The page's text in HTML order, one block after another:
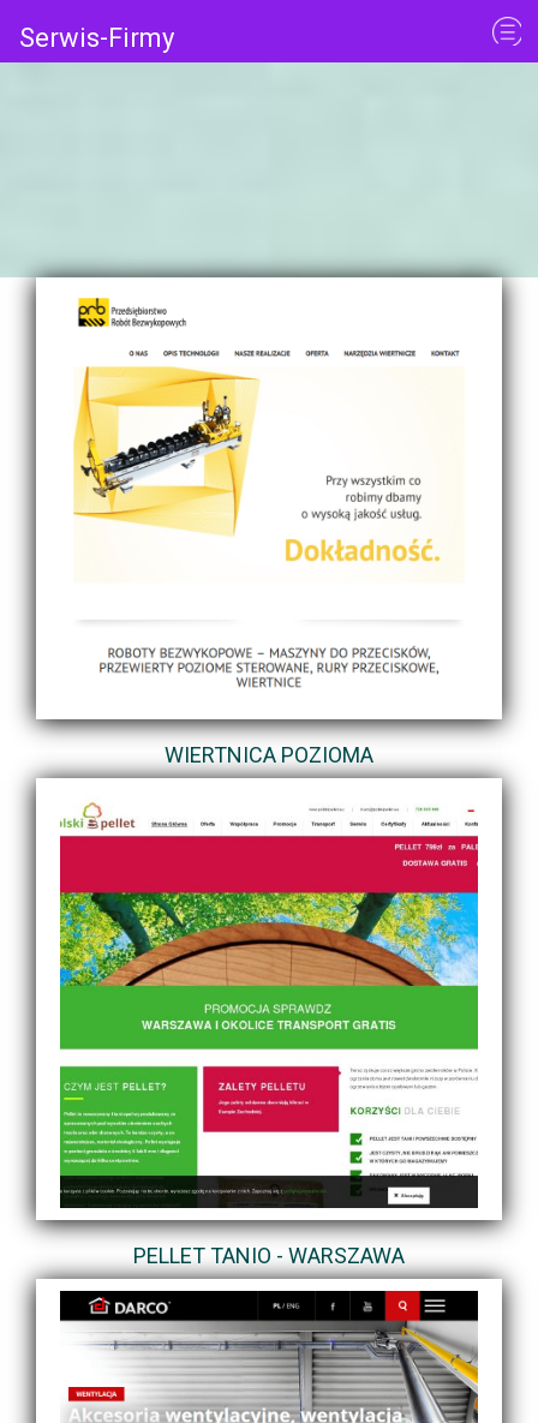
Serwis-Firmy
WIERTNICA POZIOMA
PELLET TANIO - WARSZAWA